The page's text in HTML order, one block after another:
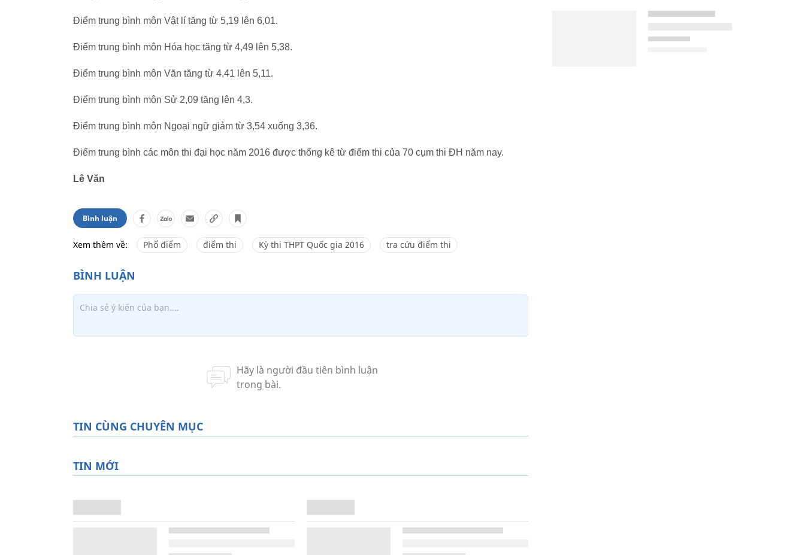
Điểm trung bình môn Vật lí tăng từ 5,19 lên 6,01.
Điểm trung bình môn Hóa học tăng từ 4,49 lên 5,38.
Điểm trung bình môn Văn tăng từ 4,41 lên 5,11.
Điểm trung bình môn Sử 2,09 tăng lên 4,3.
Điểm trung bình môn Ngoại ngữ giảm từ 3,54 xuống 3,36.
Điểm trung bình các môn thi đại học năm 2016 được thống kê từ điểm thi của 70 cụm thi ĐH năm nay.
Lê Văn
Bình luận
Xem thêm về: Phổ điểm điểm thi Kỳ thi THPT Quốc gia 2016 tra cứu điểm thi
TIN CÙNG CHUYÊN MỤC
TIN MỚI